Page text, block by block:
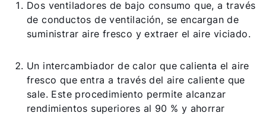
Dos ventiladores de bajo consumo que, a través
de conductos de ventilación, se encargan de
suministrar aire fresco y extraer el aire viciado.
Un intercambiador de calor que calienta el aire
fresco que entra a través del aire caliente que
sale. Este procedimiento permite alcanzar
rendimientos superiores al 90 % y ahorrar